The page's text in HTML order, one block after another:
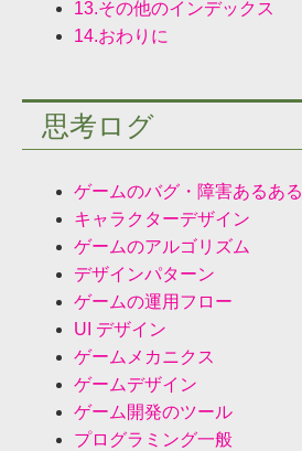
13.その他のインデックス
14.おわりに
思考ログ
ゲームのバグ・障害あるある
キャラクターデザイン
ゲームのアルゴリズム
デザインパターン
ゲームの運用フロー
UI デザイン
ゲームメカニクス
ゲームデザイン
ゲーム開発のツール
プログラミング一般